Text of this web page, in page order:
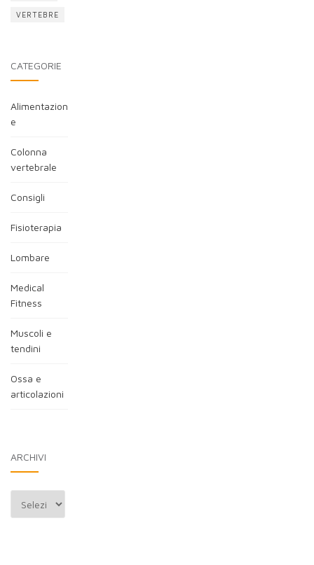
VERTEBRE
CATEGORIE
Alimentazion
e
Colonna
vertebrale
Consigli
Fisioterapia
Lombare
Medical
Fitness
Muscoli e
tendini
Ossa e
articolazioni
ARCHIVI
Archivi